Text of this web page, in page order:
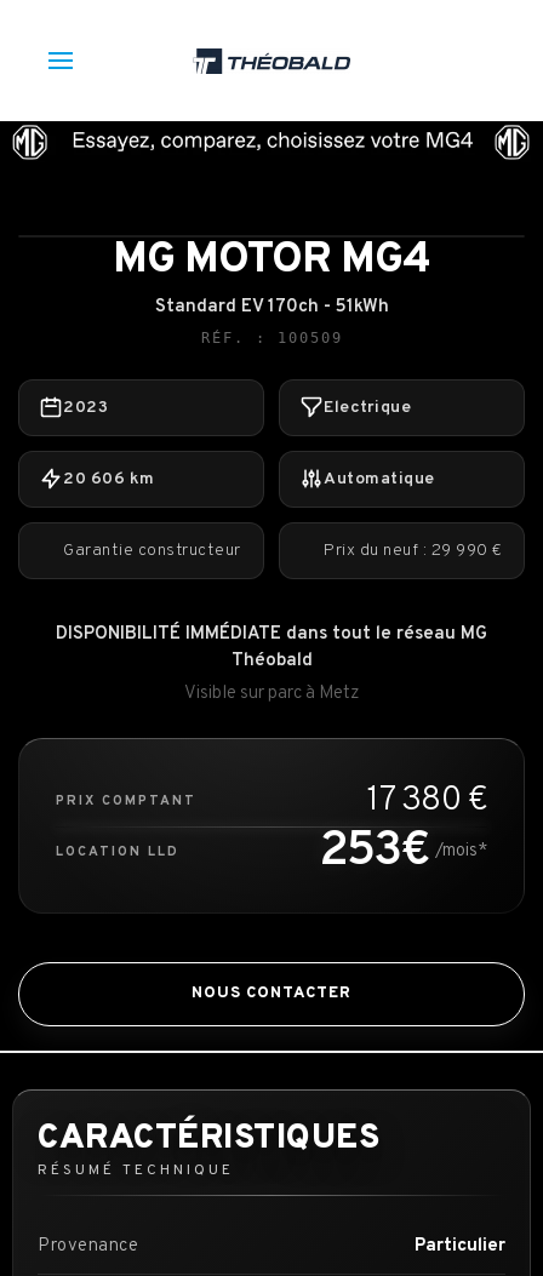
MG MOTOR MG4
Standard EV 170ch - 51kWh
RÉF. : 100509
2023 Electrique
20 606 km Automatique
Garantie constructeur Prix du neuf : 29 990 €
DISPONIBILITÉ IMMÉDIATE dans tout le réseau MG
Théobald
Visible sur parc à Metz
PRIX COMPTANT 17 380 €
LOCATION LLD 253€ /mois*
NOUS CONTACTER
CARACTÉRISTIQUES
RÉSUMÉ TECHNIQUE
Provenance Particulier